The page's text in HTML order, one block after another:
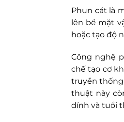
Phun cát là
lên bề mặt
hoặc tạo độ
Công nghệ
chế tạo cơ
truyền
thuật này
dính và tuổi